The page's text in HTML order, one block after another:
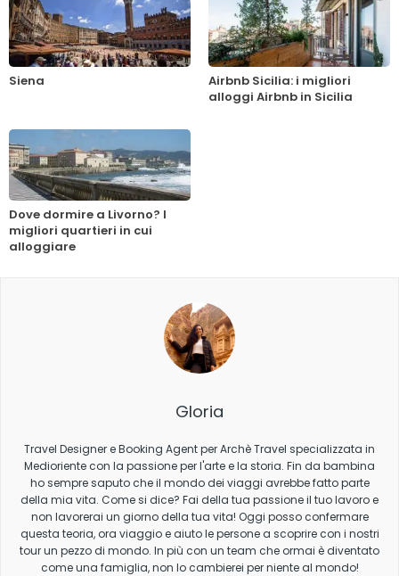
Siena
Airbnb Sicilia: i migliori
alloggi Airbnb in Sicilia
Dove dormire a Livorno? I
migliori quartieri in cui
alloggiare
Gloria
Travel Designer e Booking Agent per Archè Travel specializzata in
Medioriente con la passione per l'arte e la storia. Fin da bambina
ho sempre saputo che il mondo dei viaggi avrebbe fatto parte
della mia vita. Come si dice? Fai della tua passione il tuo lavoro e
non lavorerai un giorno della tua vita! Oggi posso confermare
questa teoria, ora viaggio e aiuto le persone a scoprire con i nostri
tour un pezzo di mondo. In più con un team che ormai è diventato
come una famiglia, non lo cambierei per niente al mondo!